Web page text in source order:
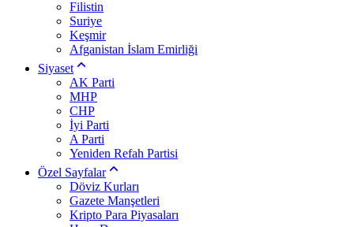
Filistin
Suriye
Keşmir
Afganistan İslam Emirliği
Siyaset
AK Parti
MHP
CHP
İyi Parti
A Parti
Yeniden Refah Partisi
Özel Sayfalar
Döviz Kurları
Gazete Manşetleri
Kripto Para Piyasaları